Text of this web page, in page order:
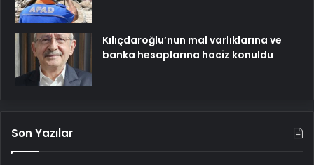
Kılıçdaroğlu’nun mal varlıklarına ve
banka hesaplarına haciz konuldu
Son Yazılar